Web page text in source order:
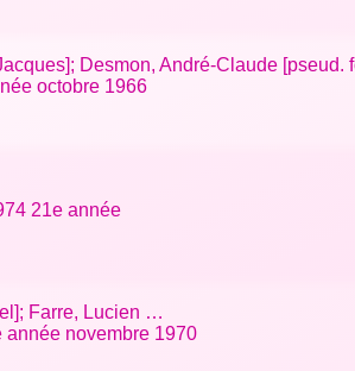
Desmon, André-Claude [pseud.
octobre 1966
21e année
Farre, Lucien …
année novembre 1970